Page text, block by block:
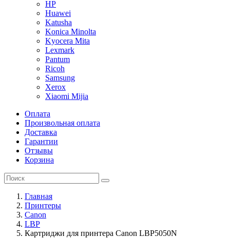
HP
Huawei
Katusha
Konica Minolta
Kyocera Mita
Lexmark
Pantum
Ricoh
Samsung
Xerox
Xiaomi Mijia
Оплата
Произвольная оплата
Доставка
Гарантии
Отзывы
Корзина
Главная
Принтеры
Canon
LBP
Картриджи для принтера Canon LBP5050N